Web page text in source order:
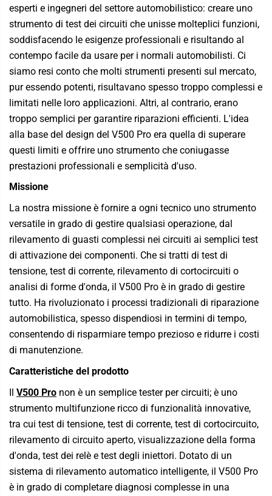
esperti e ingegneri del settore automobilistico: creare uno
strumento di test dei circuiti che unisse molteplici funzioni,
soddisfacendo le esigenze professionali e risultando al
contempo facile da usare per i normali automobilisti. Ci
siamo resi conto che molti strumenti presenti sul mercato,
pur essendo potenti, risultavano spesso troppo complessi e
limitati nelle loro applicazioni. Altri, al contrario, erano
troppo semplici per garantire riparazioni efficienti. L'idea
alla base del design del V500 Pro era quella di superare
questi limiti e offrire uno strumento che coniugasse
prestazioni professionali e semplicità d'uso.
Missione
La nostra missione è fornire a ogni tecnico uno strumento
versatile in grado di gestire qualsiasi operazione, dal
rilevamento di guasti complessi nei circuiti ai semplici test
di attivazione dei componenti. Che si tratti di test di
tensione, test di corrente, rilevamento di cortocircuiti o
analisi di forme d'onda, il V500 Pro è in grado di gestire
tutto. Ha rivoluzionato i processi tradizionali di riparazione
automobilistica, spesso dispendiosi in termini di tempo,
consentendo di risparmiare tempo prezioso e ridurre i costi
di manutenzione.
Caratteristiche del prodotto
Il V500 Pro non è un semplice tester per circuiti; è uno
strumento multifunzione ricco di funzionalità innovative,
tra cui test di tensione, test di corrente, test di cortocircuito,
rilevamento di circuito aperto, visualizzazione della forma
d'onda, test dei relè e test degli iniettori. Dotato di un
sistema di rilevamento automatico intelligente, il V500 Pro
è in grado di completare diagnosi complesse in una